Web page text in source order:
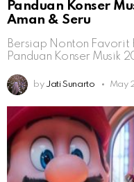
Panduan Konser
Aman & Seru
Bersiap Nonton Favorit
Panduan Konser Musik
by Jati Sunarto May